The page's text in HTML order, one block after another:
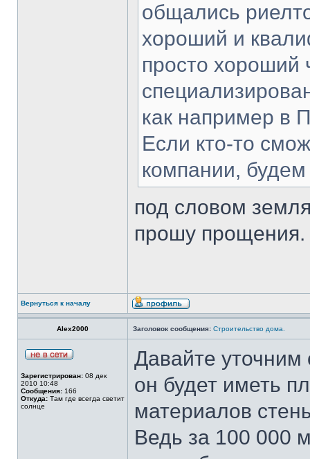
общались
хороший и
просто хороший
как например в
Если кто-то
компании,
под словом
прошу прощения.
Вернуться к началу
Alex2000 Заголовок сообщения: Строительство дома.
Зарегистрирован: 08 дек
2010 10:48
Сообщения: 166
Откуда: Там где всегда светит
солнце
Давайте уточним
он будет иметь
материалов
Ведь за 100 000